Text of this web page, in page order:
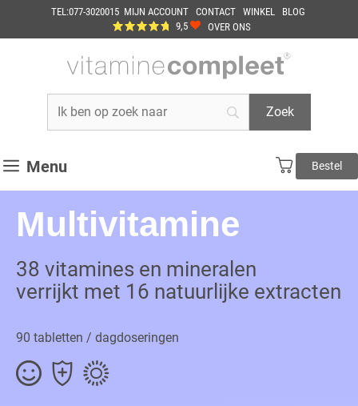
TEL:077-3020015 MIJN ACCOUNT CONTACT WINKEL
BLOG
9,5
OVER ONS
Menu Bestel
Multivitamine
38 vitamines en mineralen
verrijkt met 16 natuurlijke extracten
90 tabletten / dagdoseringen